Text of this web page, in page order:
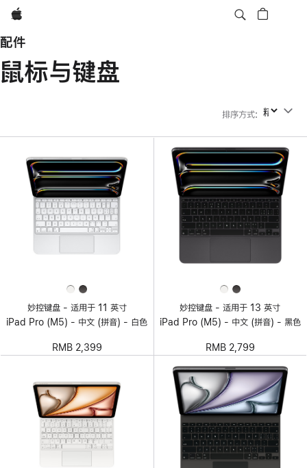
Apple
配件
鼠标与键盘
排序方式: 排序方式
妙控键盘 - 适用于 11 英寸
iPad Pro (M5) - 中文 (拼音) - 白色
RMB 2,399
妙控键盘 - 适用于 13 英寸
iPad Pro (M5) - 中文 (拼音) - 黑色
RMB 2,799